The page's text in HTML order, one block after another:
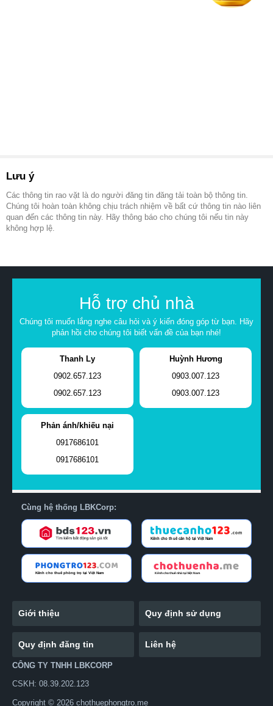
Lưu ý
Các thông tin rao vặt là do người đăng tin đăng tải toàn bộ thông tin.
Chúng tôi hoàn toàn không chịu trách nhiệm về bất cứ thông tin nào liên
quan đến các thông tin này. Hãy thông báo cho chúng tôi nếu tin này
không hợp lệ.
Hỗ trợ chủ nhà
Chúng tôi muốn lắng nghe câu hỏi và ý kiến đóng góp từ bạn. Hãy
phản hồi cho chúng tôi biết vấn đề của bạn nhé!
Thanh Ly
0902.657.123
0902.657.123
Huỳnh Hương
0903.007.123
0903.007.123
Phản ánh/khiếu nại
0917686101
0917686101
Cùng hệ thống LBKCorp:
Giới thiệu Quy định sử dụng
Quy định đăng tin Liên hệ
CÔNG TY TNHH LBKCORP
CSKH: 08.39.202.123
Copyright © 2026 chothuephongtro.me